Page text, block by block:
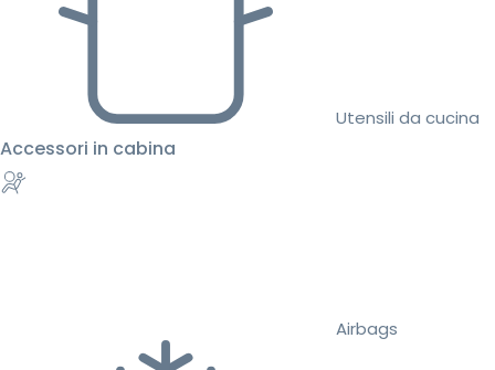
Utensili da cucina
Accessori in cabina
Airbags